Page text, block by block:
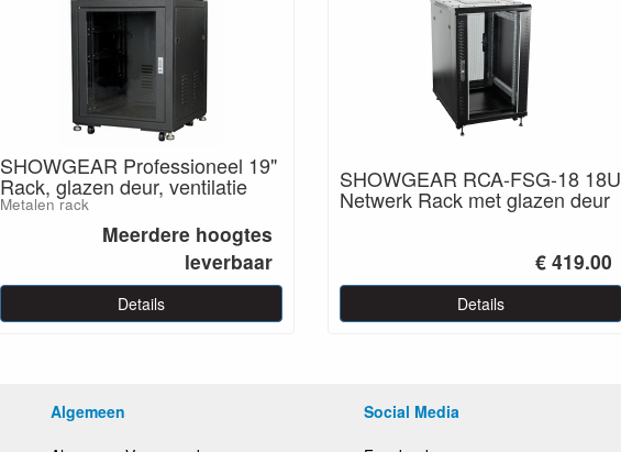
SHOWGEAR Professioneel 19"
Rack, glazen deur, ventilatie
Metalen rack
Meerdere hoogtes
leverbaar
Details
SHOWGEAR RCA-FSG-18 18U
Netwerk Rack met glazen deur
€ 419.00
Details
Algemeen
Social Media